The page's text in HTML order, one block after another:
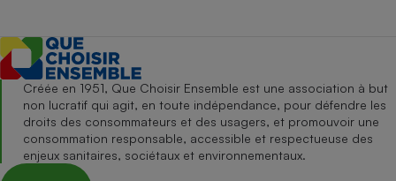
Créée en 1951, Que Choisir Ensemble est une association à but
non lucratif qui agit, en toute indépendance, pour défendre les
droits des consommateurs et des usagers, et promouvoir une
consommation responsable, accessible et respectueuse des
enjeux sanitaires, sociétaux et environnementaux.